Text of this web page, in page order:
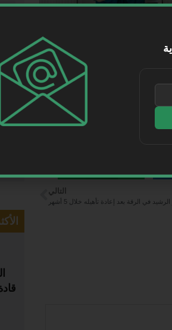
مباشرة للمسافرين، ويسهم في
أبرز المواسم السياحية في
التالي
في الرقة بعد إعادة تأهيله خلال 5 أشهر